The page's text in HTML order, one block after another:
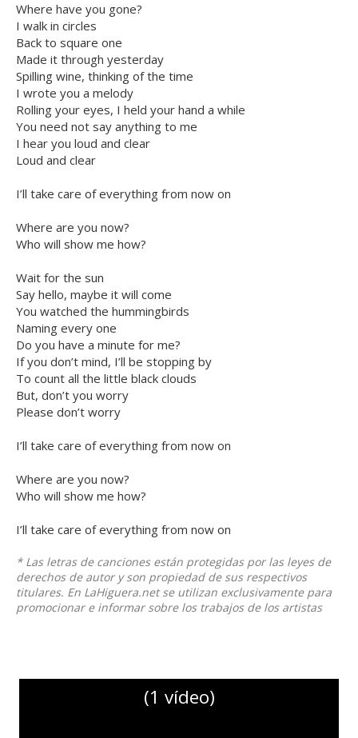
Where have you gone?
I walk in circles
Back to square one
Made it through yesterday
Spilling wine, thinking of the time
I wrote you a melody
Rolling your eyes, I held your hand a while
You need not say anything to me
I hear you loud and clear
Loud and clear
I’ll take care of everything from now on
Where are you now?
Who will show me how?
Wait for the sun
Say hello, maybe it will come
You watched the hummingbirds
Naming every one
Do you have a minute for me?
If you don’t mind, I’ll be stopping by
To count all the little black clouds
But, don’t you worry
Please don’t worry
I’ll take care of everything from now on
Where are you now?
Who will show me how?
I’ll take care of everything from now on
* Las letras de canciones están protegidas por las leyes de
derechos de autor y son propiedad de sus respectivos
titulares. En LaHiguera.net se utilizan exclusivamente para
promocionar e informar sobre los trabajos de los artistas
(1 vídeo)